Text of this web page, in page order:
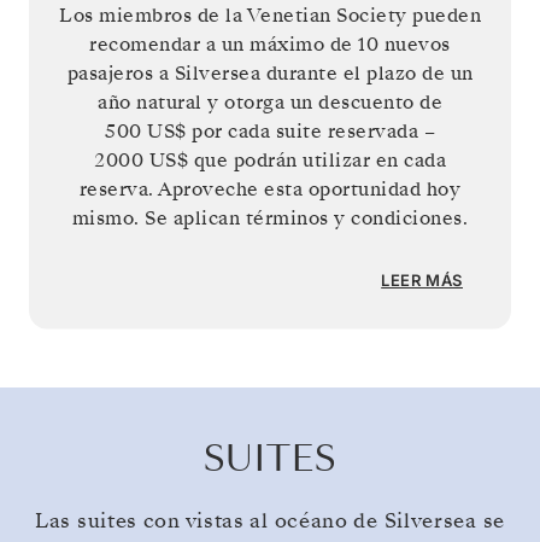
Los miembros de la Venetian Society pueden
recomendar a un máximo de 10 nuevos
pasajeros a Silversea durante el plazo de un
año natural y otorga un descuento de
500 US$ por cada suite reservada –
2000 US$ que podrán utilizar en cada
reserva. Aproveche esta oportunidad hoy
mismo. Se aplican términos y condiciones.
LEER MÁS
SUITES
Las suites con vistas al océano de Silversea se